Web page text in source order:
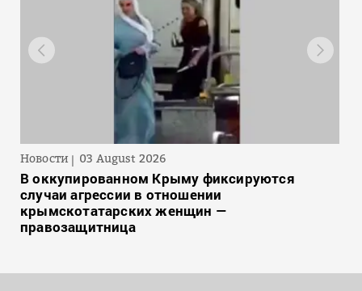
Новости 03 August 2026
В оккупированном Крыму фиксируются
случаи агрессии в отношении
крымскотатарских женщин —
правозащитница